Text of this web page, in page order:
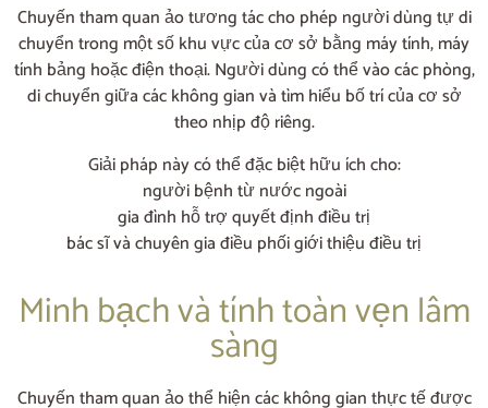
Chuyến tham quan ảo tương tác cho phép người dùng tự di
chuyển trong một số khu vực của cơ sở bằng máy tính, máy
tính bảng hoặc điện thoại. Người dùng có thể vào các phòng,
di chuyển giữa các không gian và tìm hiểu bố trí của cơ sở
theo nhịp độ riêng.
Giải pháp này có thể đặc biệt hữu ích cho:
người bệnh từ nước ngoài
gia đình hỗ trợ quyết định điều trị
bác sĩ và chuyên gia điều phối giới thiệu điều trị
Minh bạch và tính toàn vẹn lâm
sàng
Chuyến tham quan ảo thể hiện các không gian thực tế được